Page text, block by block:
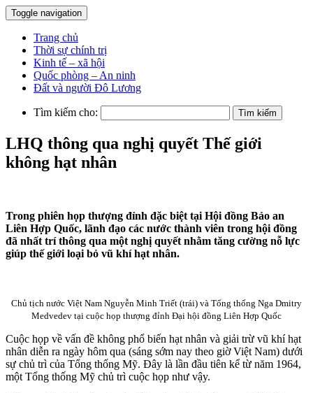
Toggle navigation
Trang chủ
Thời sự chính trị
Kinh tế – xã hội
Quốc phòng – An ninh
Đất và người Đô Lương
Tìm kiếm cho:
LHQ thông qua nghị quyết Thế giới
không hạt nhân
Trong phiên họp thượng đỉnh đặc biệt tại Hội đồng Bảo an
Liên Hợp Quốc, lãnh đạo các nước thành viên trong hội đồng
đã nhất trí thông qua một nghị quyết nhằm tăng cường nỗ lực
giúp thế giới loại bỏ vũ khí hạt nhân.
Chủ tịch nước Việt Nam Nguyễn Minh Triết (trái) và Tổng thống Nga Dmitry
Medvedev tại cuộc họp thượng đỉnh Đại hội đồng Liên Hợp Quốc
Cuộc họp về vấn đề không phổ biến hạt nhân và giải trừ vũ khí hạt
nhân diễn ra ngày hôm qua (sáng sớm nay theo giờ Việt Nam) dưới
sự chủ trì của Tổng thống Mỹ. Đây là lần đầu tiên kể từ năm 1964,
một Tổng thống Mỹ chủ trì cuộc họp như vậy.